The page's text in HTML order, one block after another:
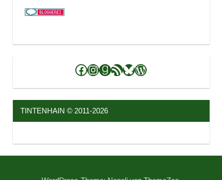
Facebook
Instagram
Goodreads
RSS-Feed
Bluesky
WordPress
TINTENHAIN © 2011-2026